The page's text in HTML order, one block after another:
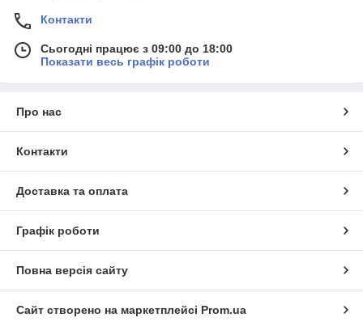
Контакти
Сьогодні працює з 09:00 до 18:00
Показати весь графік роботи
Про нас
Контакти
Доставка та оплата
Графік роботи
Повна версія сайту
Сайт створено на маркетплейсі Prom.ua